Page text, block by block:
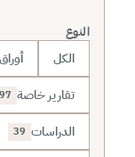
النوع
الكل
تقارير خاصة 97
الدراسات 39